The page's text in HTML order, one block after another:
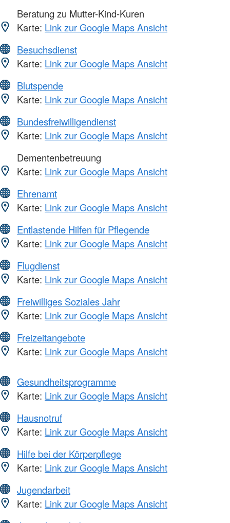
Beratung zu Mutter-Kind-Kuren
Karte: Link zur Google Maps Ansicht
Besuchsdienst
Karte: Link zur Google Maps Ansicht
Blutspende
Karte: Link zur Google Maps Ansicht
Bundesfreiwilligendienst
Karte: Link zur Google Maps Ansicht
Dementenbetreuung
Karte: Link zur Google Maps Ansicht
Ehrenamt
Karte: Link zur Google Maps Ansicht
Entlastende Hilfen für Pflegende
Karte: Link zur Google Maps Ansicht
Flugdienst
Karte: Link zur Google Maps Ansicht
Freiwilliges Soziales Jahr
Karte: Link zur Google Maps Ansicht
Freizeitangebote
Karte: Link zur Google Maps Ansicht
Gesundheitsprogramme
Karte: Link zur Google Maps Ansicht
Hausnotruf
Karte: Link zur Google Maps Ansicht
Hilfe bei der Körperpflege
Karte: Link zur Google Maps Ansicht
Jugendarbeit
Karte: Link zur Google Maps Ansicht